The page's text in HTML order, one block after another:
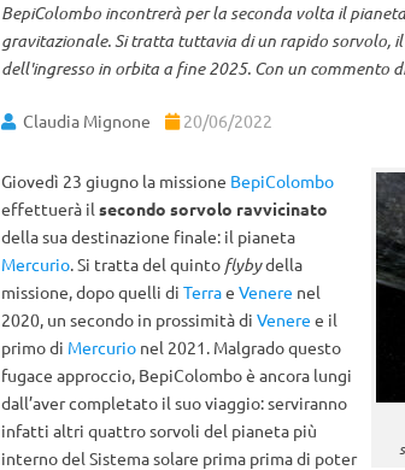
BepiColombo incontrerà per la seconda volta il
gravitazionale. Si tratta tuttavia di un rapido sorvolo, il
dell'ingresso in orbita a fine 2025. Con un commento
Claudia Mignone 20/06/2022
Giovedì 23 giugno la missione BepiColombo
effettuerà il secondo sorvolo ravvicinato
della sua destinazione finale: il pianeta
Mercurio. Si tratta del quinto flybydella
missione, dopo quelli di Terrae Venere nel
2020, un secondo in prossimità di Venere e il
primo di Mercurionel 2021. Malgrado questo
fugace approccio, BepiColombo è ancora lungi
dall’aver completato il suo viaggio: serviranno
infatti altri quattro sorvoli del pianeta più
interno del Sistema solare prima prima di poter